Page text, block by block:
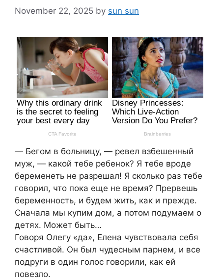
November 22, 2025 by sun sun
— Бегом в больницу, — ревел взбешенный
муж, — какой тебе ребенок? Я тебе вроде
беременеть не разрешал! Я сколько раз тебе
говорил, что пока еще не время? Прервешь
беременность, и будем жить, как и прежде.
Сначала мы купим дом, а потом подумаем о
детях. Может быть…
Говоря Олегу «да», Елена чувствовала себя
счастливой. Он был чудесным парнем, и все
подруги в один голос говорили, как ей
повезло.